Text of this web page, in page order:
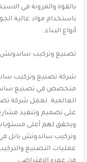
بالقوة والمرونة في
باستخدام مواد عالية
أنواع البناء.
تصنيع وتركيب ساندوتش
شركة تصنيع وتركيب
متخصص في تصنيع
العالمية. تعمل شركة
على تصميم وتنفيذ
ويحقق لهم أعلى
وتركيب ساندوتش بانل
عمليات التصنيع